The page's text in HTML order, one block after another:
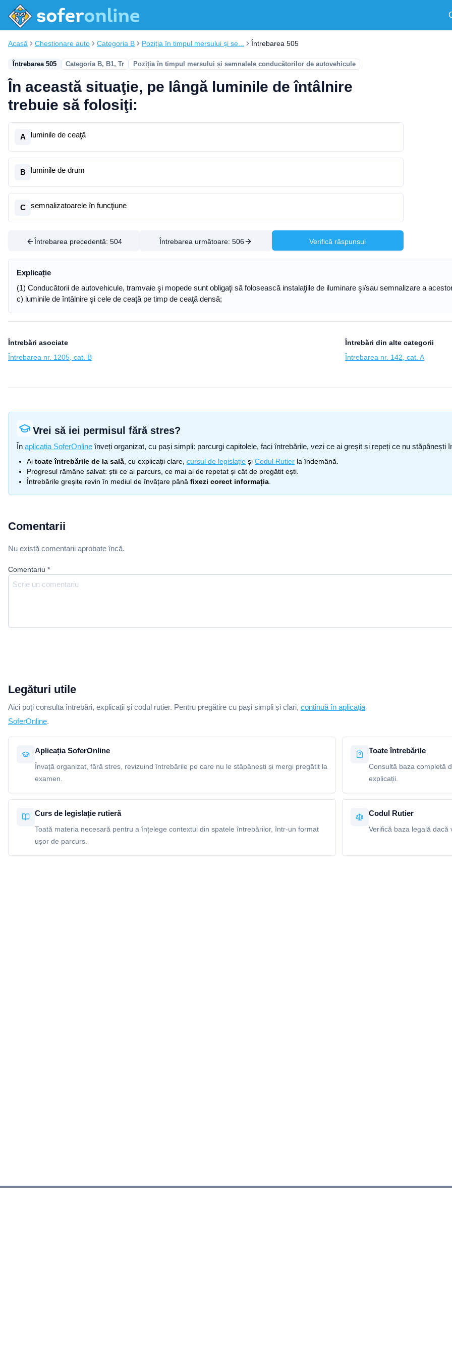
Acasă Chestionare auto Categoria B Poziția în timpul mersului și se... Întrebarea 505
Întrebarea 505 Categoria B, B1, Tr Poziția în timpul mersului și semnalele conducătorilor de autovehicule
În această situaţie, pe lângă luminile de întâlnire
trebuie să folosiţi:
A luminile de ceaţă
B luminile de drum
C semnalizatoarele în funcţiune
Întrebarea precedentă: 504 Întrebarea următoare: 506 Verifică răspunsul
Explicație
(1) Conducătorii de autovehicule, tramvaie şi mopede sunt obligaţi să folosească instalaţiile de iluminare şi/sau semnalizare a
c) luminile de întâlnire şi cele de ceaţă pe timp de ceaţă densă;
Întrebări asociate
Întrebarea nr. 1205, cat. B
Întrebări din alte categorii
Întrebarea nr. 142, cat. A
Vrei să iei permisul fără stres?
În aplicația SoferOnline înveți organizat, cu pași simpli: parcurgi capitolele, faci întrebările, vezi ce ai greșit și repeți ce nu
Ai toate întrebările de la sală , cu explicații clare, cursul de legislație și Codul Rutier la îndemână.
Progresul rămâne salvat: știi ce ai parcurs, ce mai ai de repetat și cât de pregătit ești.
Întrebările greșite revin în mediul de învățare până fixezi corect informația
Comentarii
Nu există comentarii aprobate încă.
Comentariu *
Legături utile
Aici poți consulta întrebări, explicații și codul rutier. Pentru pregătire cu pași simpli și clari, continuă în aplicația
SoferOnline.
Aplicația SoferOnline
Învață organizat, fără stres, revizuind întrebările pe care nu le stăpânești și mergi pregătit la
examen.
Toate întrebările
Consultă baza completă
explicații.
Curs de legislație rutieră
Toată materia necesară pentru a înțelege contextul din spatele întrebărilor, într-un format
ușor de parcurs.
Codul Rutier
Verifică baza legală dacă